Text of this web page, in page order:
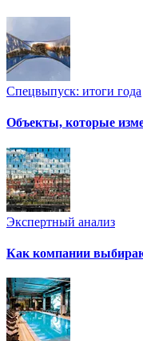
Спецвыпуск: итоги года
Объекты, которые
Экспертный анализ
Как компании